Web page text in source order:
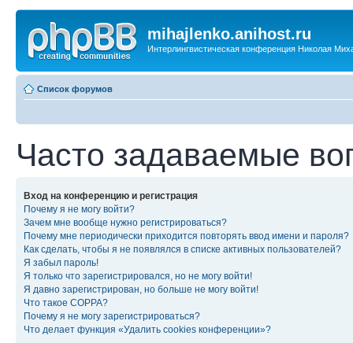
mihajlenko.anihost.ru
Интерлингвистическая конференция Николая
Список форумов
Часто задаваемые
Вход на конференцию и регистрация
Почему я не могу войти?
Зачем мне вообще нужно регистрироваться?
Почему мне периодически приходится повторять ввод имени и пароля?
Как сделать, чтобы я не появлялся в списке активных пользователей?
Я забыл пароль!
Я только что зарегистрировался, но не могу войти!
Я давно зарегистрирован, но больше не могу войти!
Что такое COPPA?
Почему я не могу зарегистрироваться?
Что делает функция «Удалить cookies конференции»?